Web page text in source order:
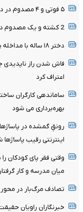
۵ فوتی و ۴ مصدوم در دو سانحه مرگبار محورهای خرمشهر
2 کشته و یک مصدوم دستاورد حادثه رانندگی در کنارگذر شمالی اراک
دختر ۱۸ ساله با مداخله پلیس از اقدام به خودکشی در کرج منصرف شد
فاش شدن راز ناپدیدی
اعتراف کرد
ساماندهی کارگران
بهره‌برداری می شود
رونقِ گمشده در
اینترنتی رقیب پاساژها
وقتی فقر پای کودکان را
میان مدرسه و کار
تصادف مرگ‌بار در محور
خبرنگاران راویان